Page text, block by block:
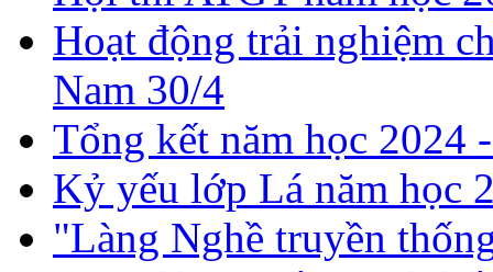
Hoạt động trải nghiệm
Nam 30/4
Tổng kết năm học 2024
Kỷ yếu lớp Lá năm học
"Làng Nghề truyền